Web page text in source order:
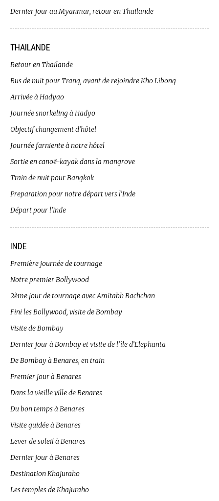
Dernier jour au Myanmar, retour en Thailande
THAILANDE
Retour en Thailande
Bus de nuit pour Trang, avant de rejoindre Kho Libong
Arrivée à Hadyao
Journée snorkeling à Hadyo
Objectif changement d’hôtel
Journée farniente à notre hôtel
Sortie en canoë-kayak dans la mangrove
Train de nuit pour Bangkok
Preparation pour notre départ vers l’Inde
Départ pour l’Inde
INDE
Première journée de tournage
Notre premier Bollywood
2ème jour de tournage avec Amitabh Bachchan
Fini les Bollywood, visite de Bombay
Visite de Bombay
Dernier jour à Bombay et visite de l’île d’Elephanta
De Bombay à Benares, en train
Premier jour à Benares
Dans la vieille ville de Benares
Du bon temps à Benares
Visite guidée à Benares
Lever de soleil à Benares
Dernier jour à Benares
Destination Khajuraho
Les temples de Khajuraho